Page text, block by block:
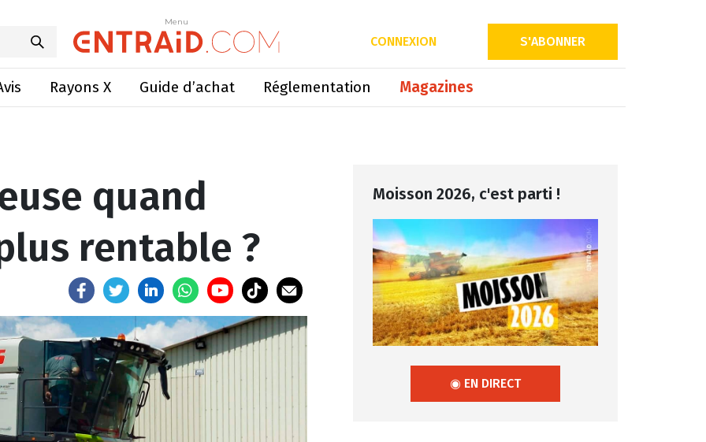
Menu
CONNEXION S'ABONNER
Rayons X Guide d’achat Réglementation Magazines
Menu
l’achat n’est plus rentable ?
quand
rentable ?
Moisson 2026, c'est parti !
◉ EN DIRECT